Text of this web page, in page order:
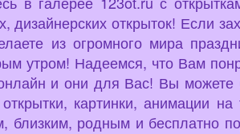
дизайнерских открыток! Если
из огромного мира
утром! Надеемся, что Вам
и они для Вас! Вы можете
картинки, анимации
близким, родным и бесплатно